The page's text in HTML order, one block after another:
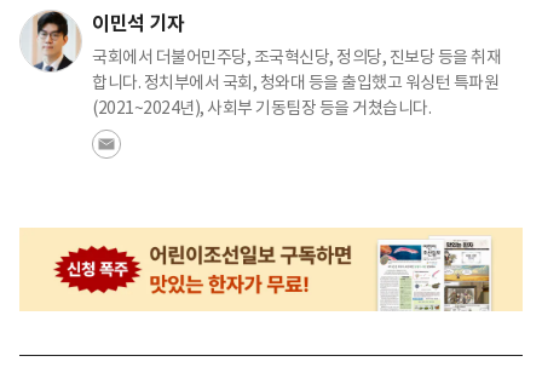
이민석 기자
국회에서 더불어민주당, 조국혁신당, 정의당, 진보당 등을 취재
합니다. 정치부에서 국회, 청와대 등을 출입했고 워싱턴 특파원
(2021~2024년), 사회부 기동팀장 등을 거쳤습니다.